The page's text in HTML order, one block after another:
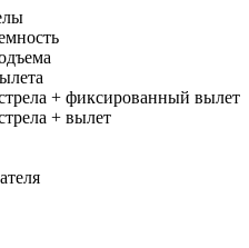
+ фиксированный вылет
+ вылет